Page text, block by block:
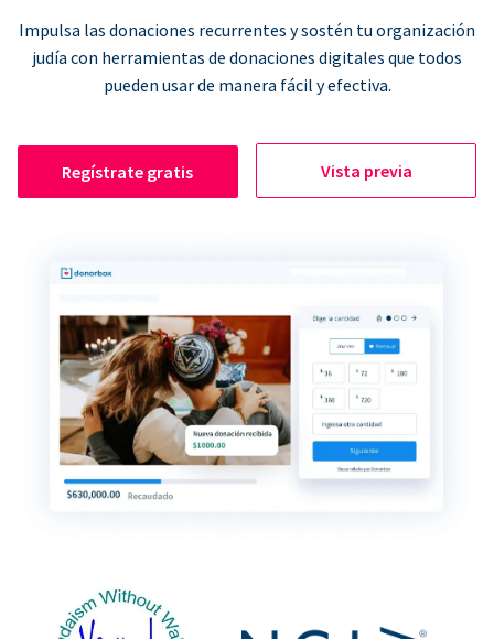
Impulsa las donaciones recurrentes y sostén tu organización
judía con herramientas de donaciones digitales que todos
pueden usar de manera fácil y efectiva.
Regístrate gratis Vista previa